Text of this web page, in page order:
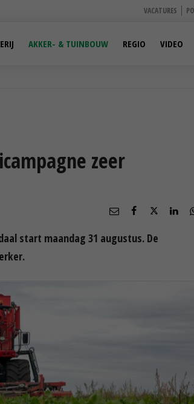
VACATURES
AKKER- & TUINBOUW REGIO VIDEO
zeer
start maandag 31 augustus. De